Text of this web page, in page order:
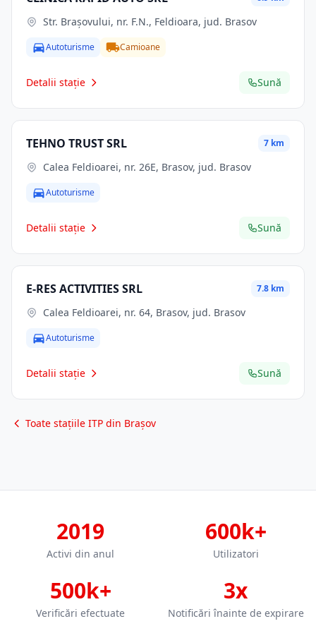
Str. Braşovului, nr. F.N., Feldioara, jud. Brasov
Autoturisme Camioane
Detalii stație Sună
TEHNO TRUST SRL 7 km
Calea Feldioarei, nr. 26E, Brasov, jud. Brasov
Autoturisme
Detalii stație Sună
E-RES ACTIVITIES SRL 7.8 km
Calea Feldioarei, nr. 64, Brasov, jud. Brasov
Autoturisme
Detalii stație Sună
Toate stațiile ITP din Brașov
2019
Activi din anul
600k+
Utilizatori
500k+
Verificări efectuate
3x
Notificări înainte de expirare